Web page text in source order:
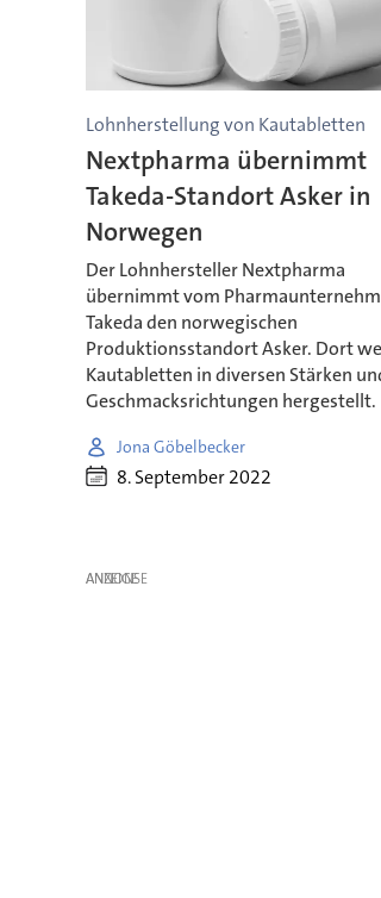
Lohnherstellung von Kautabletten
Nextpharma übernimmt
Takeda-Standort Asker in
Norwegen
Der Lohnhersteller Nextpharma
übernimmt vom
Takeda den norwegischen
Produktionsstandort Asker. Dort
Kautabletten in diversen Stärken
Geschmacksrichtungen hergestellt.
Jona Göbelbecker
8. September 2022
ANZEIGE